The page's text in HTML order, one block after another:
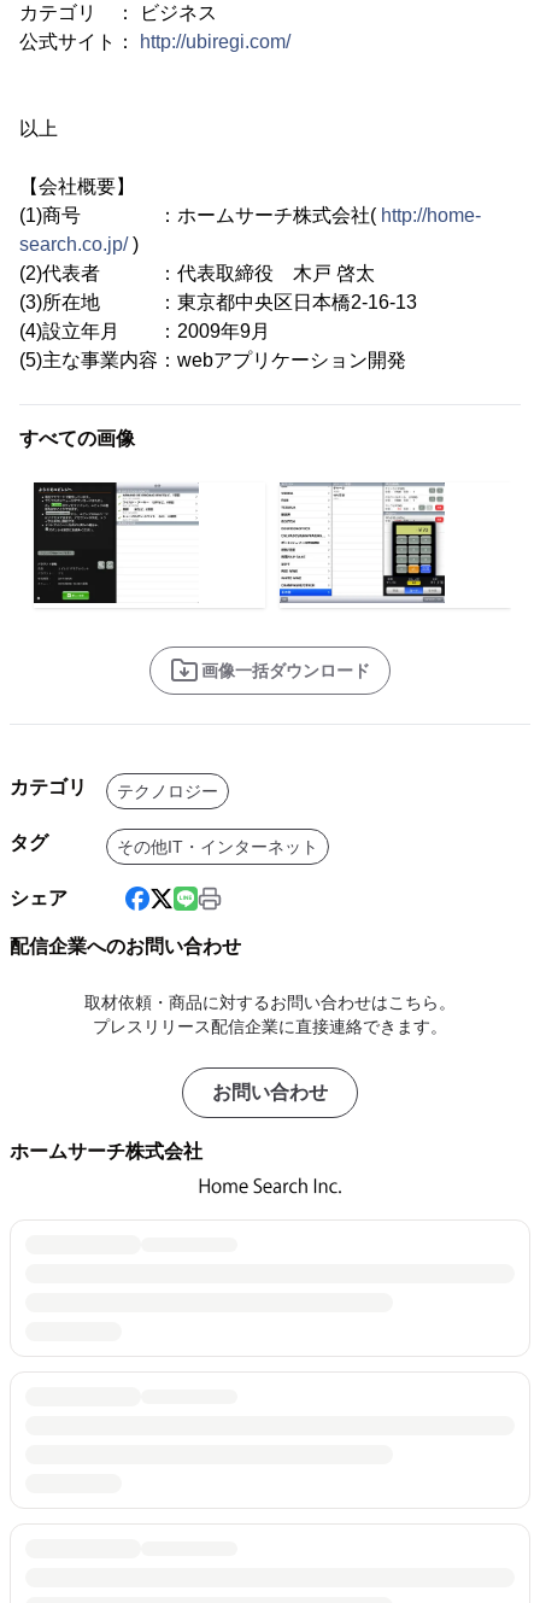
カテゴリ ： ビジネス
公式サイト：
http://ubiregi.com/
以上
【会社概要】
(1)商号 ：ホームサーチ株式会社( http://home-
search.co.jp/)
(2)代表者 ：代表取締役 木戸 啓太
(3)所在地 ：東京都中央区日本橋2-16-13
(4)設立年月 ：2009年9月
(5)主な事業内容：webアプリケーション開発
すべての画像
画像一括ダウンロード
カテゴリ テクノロジー
タグ その他IT・インターネット
シェア
配信企業へのお問い合わせ
取材依頼・商品に対するお問い合わせはこちら。
プレスリリース配信企業に直接連絡できます。
お問い合わせ
ホームサーチ株式会社